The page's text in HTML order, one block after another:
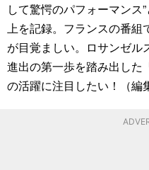
して驚愕のパフォーマンス
上を記録。フランスの番組
が目覚ましい。ロサンゼル
進出の第一歩を踏み出した
の活躍に注目したい！（編